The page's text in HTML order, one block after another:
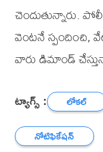
చెందుతున్నారు.
వెంటనే స్పందించి,
వారు డిమాండ్
ట్యాగ్స్ : లోకల్
నోటిఫికేషన్